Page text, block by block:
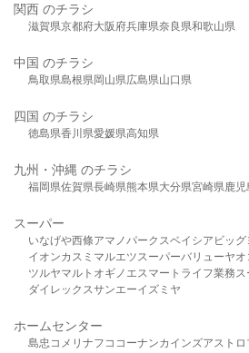
関西 のチラシ
滋賀県京都府大阪府兵庫県奈良県和歌山県
中国 のチラシ
鳥取県島根県岡山県広島県山口県
四国 のチラシ
徳島県香川県愛媛県高知県
九州・沖縄 のチラシ
福岡県佐賀県長崎県熊本県大分県宮崎県鹿
スーパー
いなげや西條アマノパークスベイシア ビッ
イオンカスミ マルエツスーパーバリューヤオ
ツルヤマルト オギノ エスマート ライフ業務ス
ダイレックスサンエーイズミヤ
ホームセンター
島忠 コメリ ナフコ コーナンカインズアスト